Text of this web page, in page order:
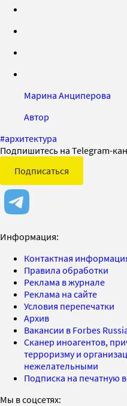
Марина Анциперова
Автор
#архитектура
Подпишитесь на Telegram-
Подписаться
Информация:
Контактная
Правила обработки
Реклама в журнале
Реклама на сайте
Условия перепечатки
Архив
Вакансии в Forbes
Сканер иноагентов,
терроризму и
нежелательными
Подписка на печатную
Мы в соцсетях: